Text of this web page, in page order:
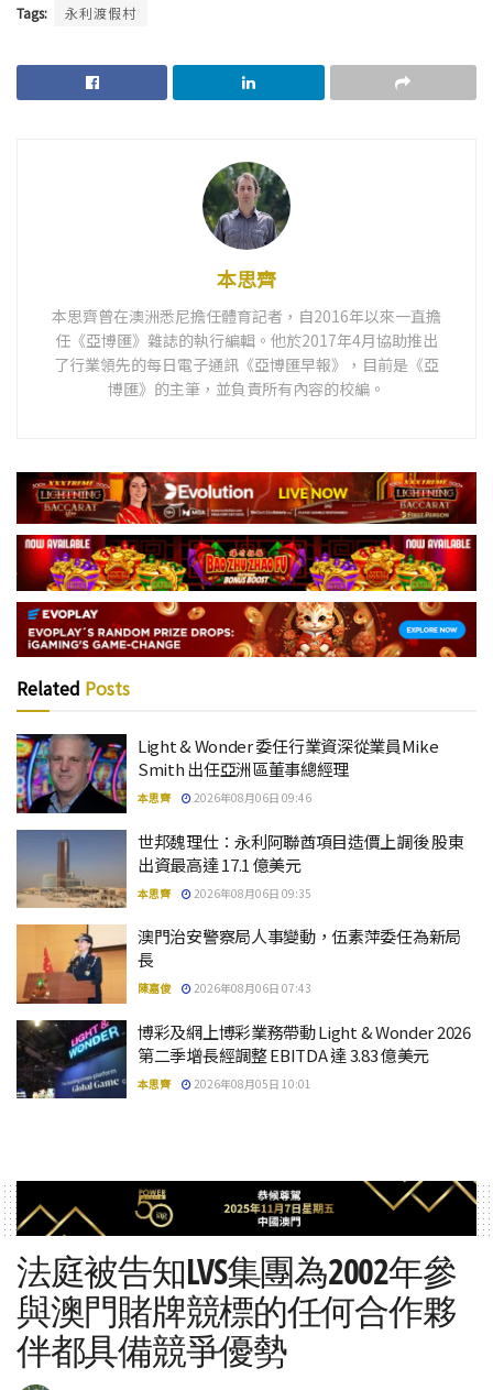
Tags: 永利渡假村
本思齊
本思齊曾在澳洲悉尼擔任體育記者，自2016年以來一直擔
任《亞博匯》雜誌的執行編輯。他於2017年4月協助推出
了行業領先的每日電子通訊《亞博匯早報》，目前是《亞
博匯》的主筆，並負責所有內容的校編。
Related Posts
Light & Wonder 委任行業資深從業員Mike
Smith 出任亞洲區董事總經理
本思齊 2026年08月06日 09:46
世邦魏理仕：永利阿聯酋項目造價上調後 股東
出資最高達 17.1 億美元
本思齊 2026年08月06日 09:35
澳門治安警察局人事變動，伍素萍委任為新局
長
陳嘉俊 2026年08月06日 07:43
博彩及網上博彩業務帶動 Light & Wonder 2026
第二季增長經調整 EBITDA 達 3.83 億美元
本思齊 2026年08月05日 10:01
法庭被告知LVS集團為2002年參
與澳門賭牌競標的任何合作夥
伴都具備競爭優勢